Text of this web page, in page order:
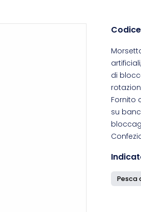
di
Fornito
su
Pesca